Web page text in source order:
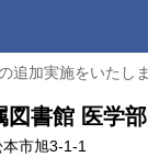
追加実施をいたし
図書館 医学
市旭3-1-1